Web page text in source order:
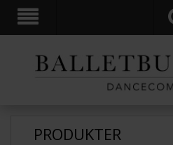
PRODUKTER